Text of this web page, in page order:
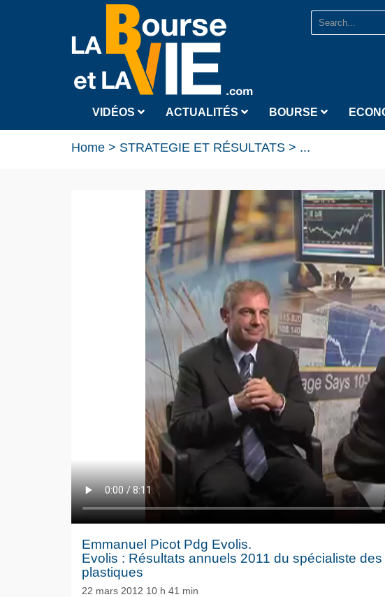
VIDÉOS ACTUALITÉS BOURSE
Home > STRATEGIE ET RÉSULTATS > ...
Emmanuel Picot Pdg Evolis.
Evolis : Résultats annuels 2011 du spécialiste
plastiques
22 mars 2012 10 h 41 min